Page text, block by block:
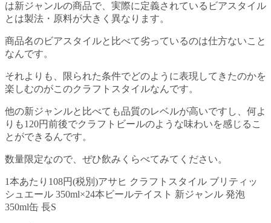
は新ジャンルの商品で、実際に定義されているビアスタイル
とは製法・原料が大きく異なります。
商品名のビアスタイルと比べて劣っているのは仕方ないこと
なんです。
それよりも、限られた条件でどのように表現してきたのかを
楽しむのがこのクラフトスタイルなんです。
他の新ジャンルと比べても品質のレベルが高いですし、何よ
りも120円前後でクラフトビールのような味わいを感じるこ
とができるんです。
数量限定なので、ぜひ飲みくらべてみてください。
1本あたり108円(税別)アサヒ クラフトスタイル ブリティッ
シュエール 350ml×24本ビールテイスト 新ジャンル 発泡
350ml缶 長S